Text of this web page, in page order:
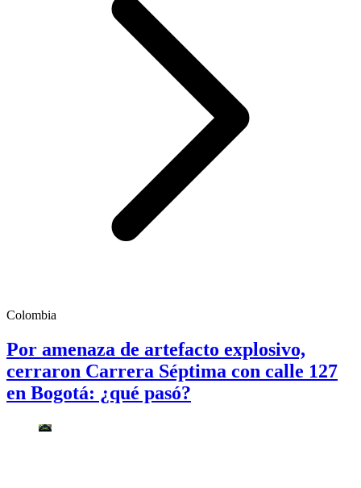
Colombia
Por amenaza de artefacto explosivo,
cerraron Carrera Séptima con calle 127
en Bogotá: ¿qué pasó?